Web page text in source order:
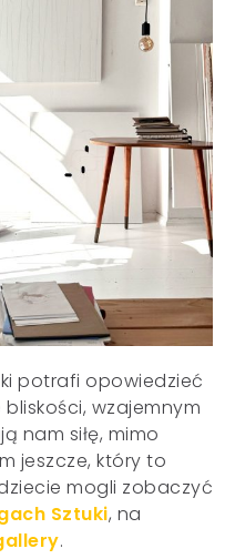
potrafi opowiedzieć
wzajemnym
nam siłę, mimo
jeszcze, który to
mogli zobaczyć
Sztuki, na
.